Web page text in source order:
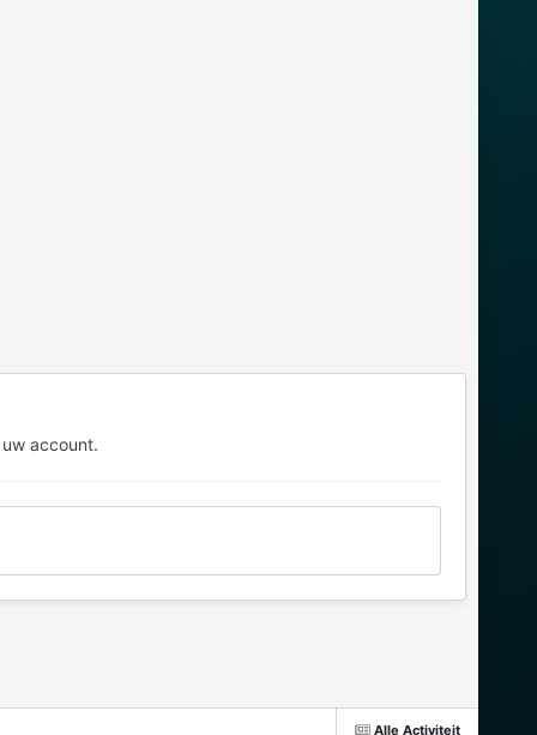
account.
Alle Activiteit